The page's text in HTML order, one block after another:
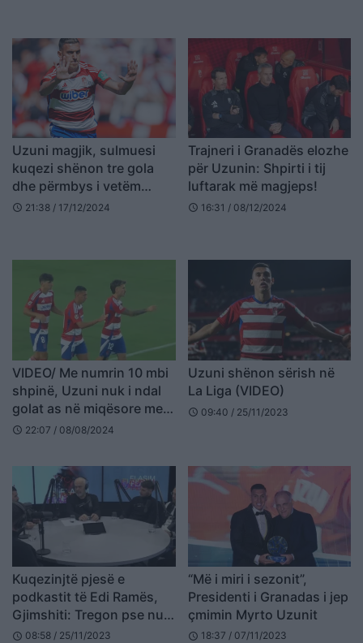
Uzuni magjik, sulmuesi
kuqezi shënon tre gola
dhe përmbys i vetëm
rivalët
schedule 21:38 / 17/12/2024
Trajneri i Granadës elozhe
për Uzunin: Shpirti i tij
luftarak më magjeps!
schedule 16:31 / 08/12/2024
VIDEO/ Me numrin 10 mbi
shpinë, Uzuni nuk i ndal
golat as në miqësore me
Granadan
schedule 22:07 / 08/08/2024
Uzuni shënon sërish në
La Liga (VIDEO)
schedule 09:40 / 25/11/2023
Kuqezinjtë pjesë e
podkastit të Edi Ramës,
Gjimshiti: Tregon pse nuk
u përzgjodh në “2016-n”.
schedule 08:58 / 25/11/2023
“Më i miri i sezonit”,
Presidenti i Granadas i jep
çmimin Myrto Uzunit
schedule 18:37 / 07/11/2023